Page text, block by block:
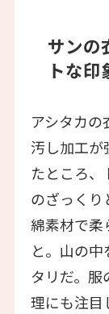
サンの
トな印
アシタカ
汚し加工が
たところ、
のざっくり
綿素材で柔
と。山の
タリだ。
理にも注目